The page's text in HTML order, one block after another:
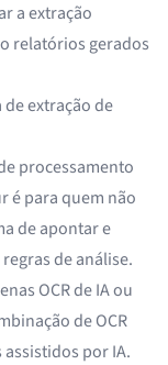
a extração
relatórios gerados
extração de
processamento
é para quem não
de apontar e
de análise.
OCR de IAou
de OCR
por IA.